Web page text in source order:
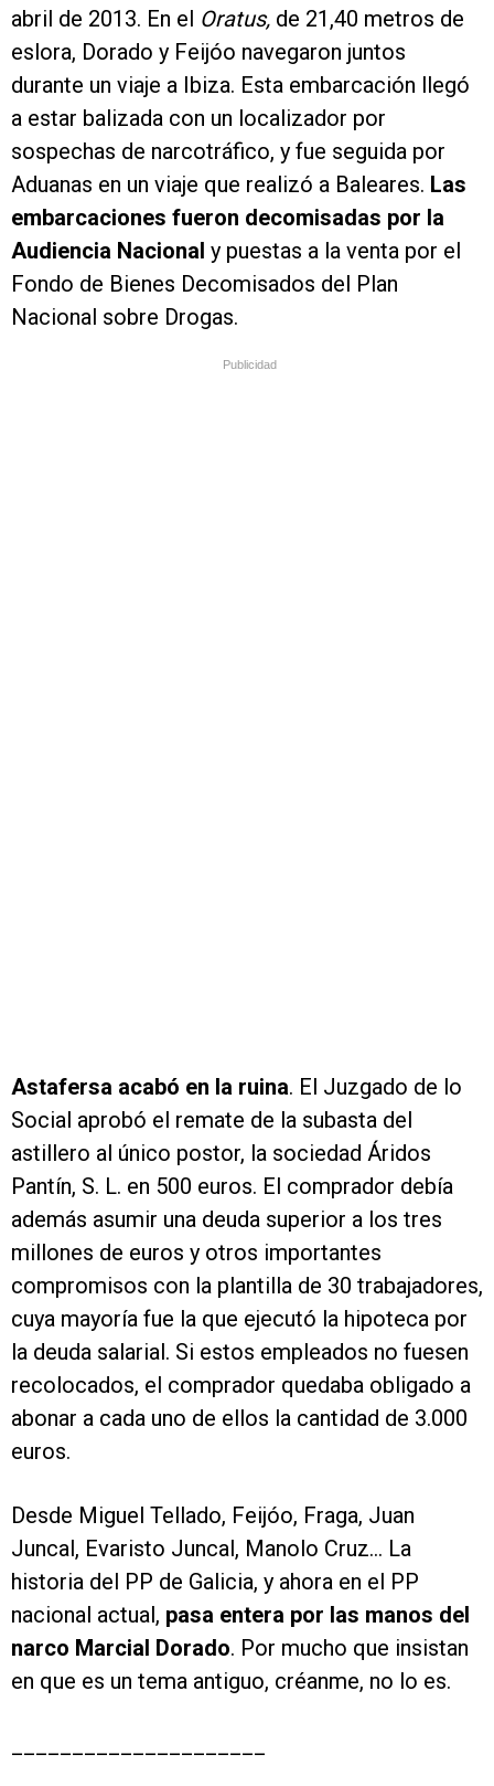
abril de 2013. En el Oratus, de 21,40 metros de
eslora, Dorado y Feijóo navegaron juntos
durante un viaje a Ibiza. Esta embarcación llegó
a estar balizada con un localizador por
sospechas de narcotráfico, y fue seguida por
Aduanas en un viaje que realizó a Baleares. Las
embarcaciones fueron decomisadas por la
Audiencia Nacional y puestas a la venta por el
Fondo de Bienes Decomisados del Plan
Nacional sobre Drogas.
Publicidad
Astafersa acabó en la ruina. El Juzgado de lo
Social aprobó el remate de la subasta del
astillero al único postor, la sociedad Áridos
Pantín, S. L. en 500 euros. El comprador debía
además asumir una deuda superior a los tres
millones de euros y otros importantes
compromisos con la plantilla de 30 trabajadores,
cuya mayoría fue la que ejecutó la hipoteca por
la deuda salarial. Si estos empleados no fuesen
recolocados, el comprador quedaba obligado a
abonar a cada uno de ellos la cantidad de 3.000
euros.
Desde Miguel Tellado, Feijóo, Fraga, Juan
Juncal, Evaristo Juncal, Manolo Cruz… La
historia del PP de Galicia, y ahora en el PP
nacional actual, pasa entera por las manos del
narco Marcial Dorado. Por mucho que insistan
en que es un tema antiguo, créanme, no lo es.